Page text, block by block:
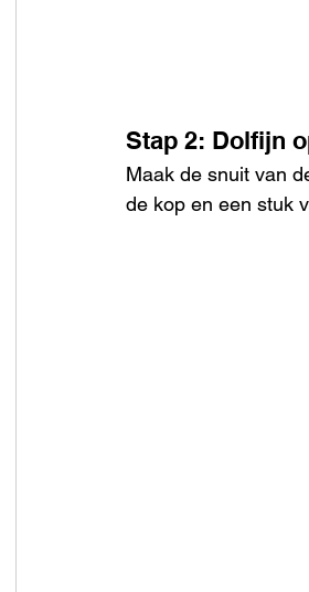
Stap 2: Dolfijn
Maak de snuit van
de kop en een stuk